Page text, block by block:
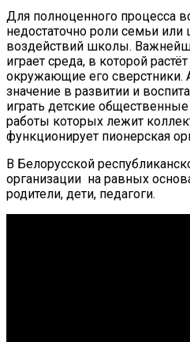
Для полноценного процесса
недостаточно роли семьи
воздействий школы.
играет среда, в которой
окружающие его сверстники.
значение в развитии и
играть детские
работы которых лежит
функционирует пионерская
В Белорусской
организации на равных
родители, дети, педагоги.